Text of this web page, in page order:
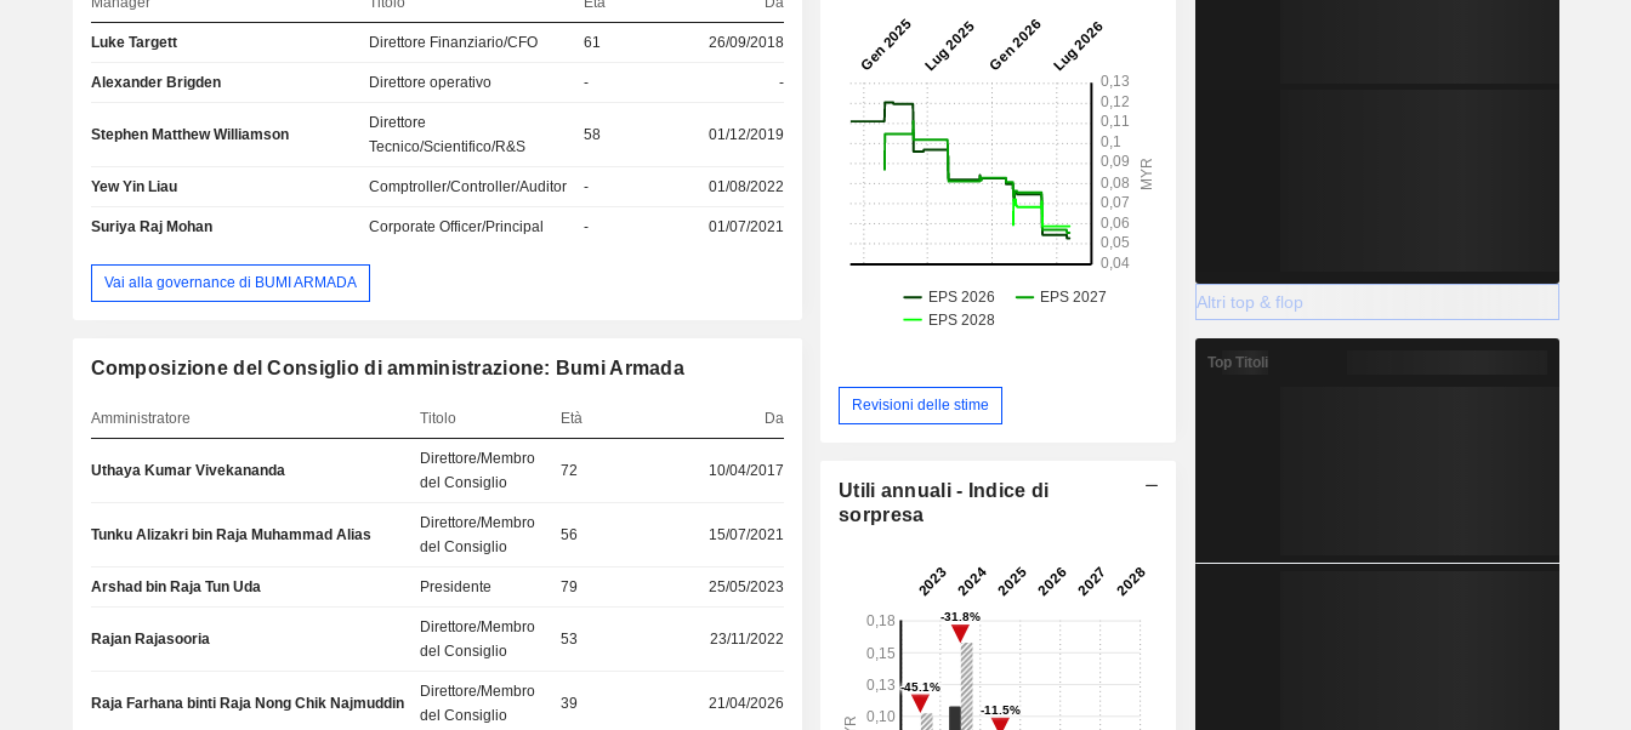
Luke Targett Direttore Finanziario/CFO 61 26/09/2018
Alexander Brigden Direttore operativo - -
Stephen Matthew Williamson
Direttore
Tecnico/Scientifico/R&S
58 01/12/2019
Yew Yin Liau Comptroller/Controller/Auditor - 01/08/2022
Suriya Raj Mohan Corporate Officer/Principal - 01/07/2021
Vai alla governance di BUMI ARMADA
Composizione del Consiglio di amministrazione: Bumi Armada
Amministratore Titolo Età Da
Uthaya Kumar Vivekananda
Direttore/Membro
del Consiglio
72 10/04/2017
Tunku Alizakri bin Raja Muhammad Alias
Direttore/Membro
del Consiglio
56 15/07/2021
Arshad bin Raja Tun Uda Presidente 79 25/05/2023
Rajan Rajasooria
Direttore/Membro
del Consiglio
53 23/11/2022
Raja Farhana binti Raja Nong Chik Najmuddin
Direttore/Membro
del Consiglio
39 21/04/2026
Revisioni delle stime
Utili annuali - Indice di
sorpresa
Altri top & flop
Top Titoli